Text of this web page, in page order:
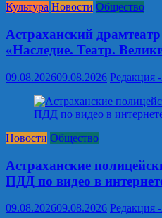
Культура Новости Общество
Астраханский
«Наследие. Театр.
09.08.202609.08.2026 Редакция
Новости Общество
Астраханские
ПДД по видео в
09.08.202609.08.2026 Редакция